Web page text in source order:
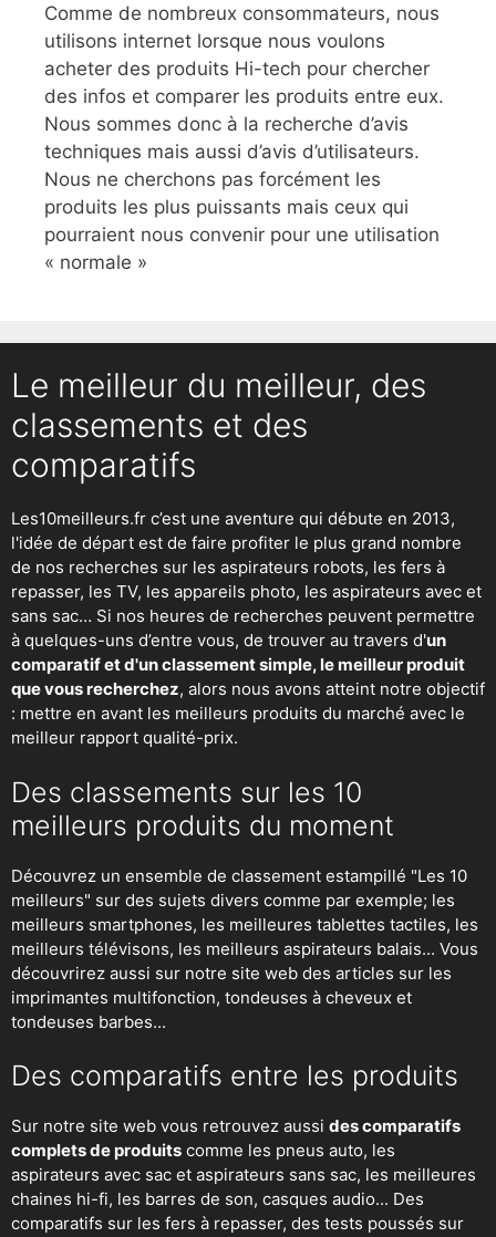
Comme de nombreux consommateurs, nous
utilisons internet lorsque nous voulons
acheter des produits Hi-tech pour chercher
des infos et comparer les produits entre eux.
Nous sommes donc à la recherche d’avis
techniques mais aussi d’avis d’utilisateurs.
Nous ne cherchons pas forcément les
produits les plus puissants mais ceux qui
pourraient nous convenir pour une utilisation
« normale »
Le meilleur du meilleur, des
classements et des
comparatifs
Les10meilleurs.fr c’est une aventure qui débute en 2013,
l'idée de départ est de faire profiter le plus grand nombre
de nos recherches sur les aspirateurs robots, les fers à
repasser, les TV, les appareils photo, les aspirateurs avec et
sans sac… Si nos heures de recherches peuvent permettre
à quelques-uns d’entre vous, de trouver au travers d'un
comparatif et d'un classement simple, le meilleur produit
que vous recherchez, alors nous avons atteint notre objectif
: mettre en avant les meilleurs produits du marché avec le
meilleur rapport qualité-prix.
Des classements sur les 10
meilleurs produits du moment
Découvrez un ensemble de classement estampillé "Les 10
meilleurs" sur des sujets divers comme par exemple; les
meilleurs smartphones, les meilleures tablettes tactiles, les
meilleurs télévisons, les meilleurs aspirateurs balais... Vous
découvrirez aussi sur notre site web des articles sur les
imprimantes multifonction, tondeuses à cheveux et
tondeuses barbes...
Des comparatifs entre les produits
Sur notre site web vous retrouvez aussi des comparatifs
complets de produits comme les pneus auto, les
aspirateurs avec sac et aspirateurs sans sac, les meilleures
chaines hi-fi, les barres de son, casques audio... Des
comparatifs sur les fers à repasser, des tests poussés sur